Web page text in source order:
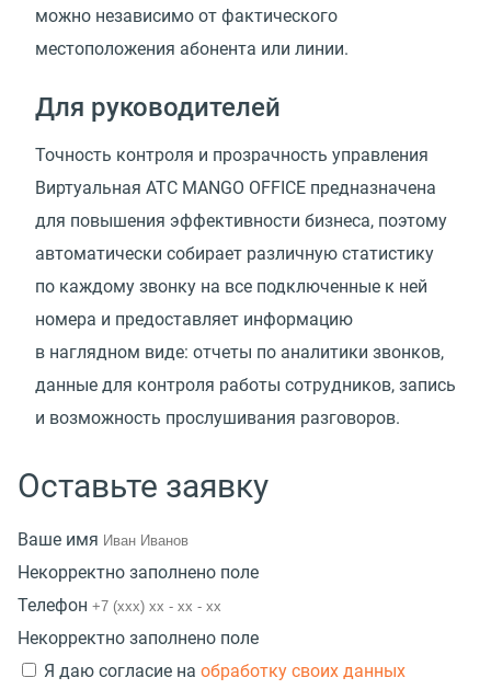
можно независимо от фактического
местоположения абонента или линии.
Для руководителей
Точность контроля и прозрачность управления
Виртуальная АТС MANGO OFFICE предназначена
для повышения эффективности бизнеса, поэтому
автоматически собирает различную статистику
по каждому звонку на все подключенные к ней
номера и предоставляет информацию
в наглядном виде: отчеты по аналитики звонков,
данные для контроля работы сотрудников, запись
и возможность прослушивания разговоров.
Оставьте заявку
Ваше имя
Некорректно заполнено поле
Телефон
Некорректно заполнено поле
Я даю согласие на обработку своих данных